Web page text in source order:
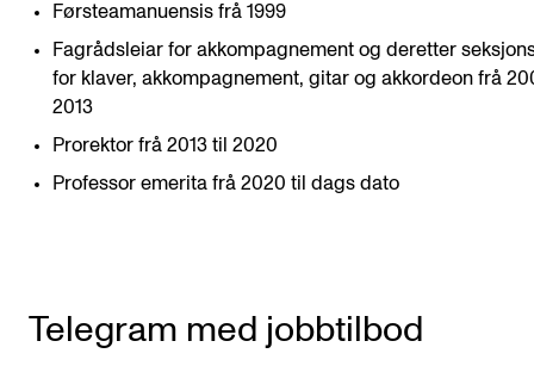
Førsteamanuensis frå 1999
Fagrådsleiar for akkompagnement og deretter
for klaver, akkompagnement, gitar og akkordeon frå
2013
Prorektor frå 2013 til 2020
Professor emerita frå 2020 til dags dato
Telegram med jobbtilbod